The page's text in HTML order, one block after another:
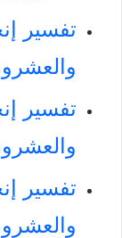
تفسير
تفسير
تفسير